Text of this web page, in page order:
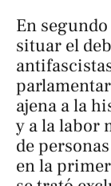
En
situar el
ajena a la
y a la labor
de
en la